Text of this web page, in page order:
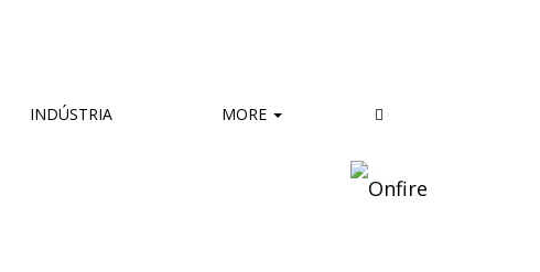
INDÚSTRIA MORE